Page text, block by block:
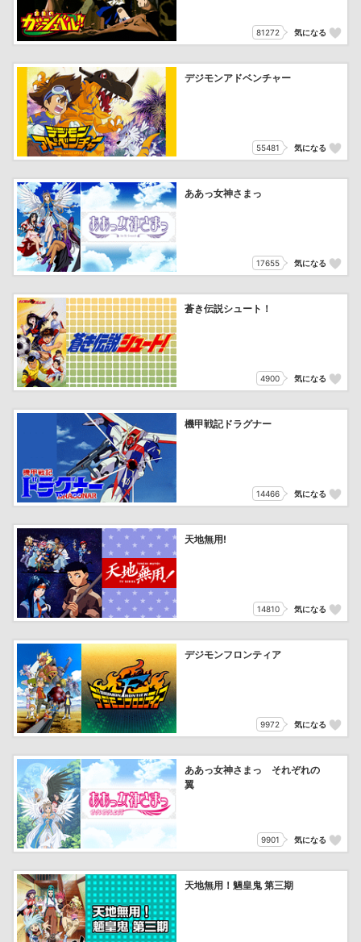
81272 気になる
デジモンアドベンチャー
55481 気になる
ああっ女神さまっ
17655 気になる
蒼き伝説シュート！
4900 気になる
機甲戦記ドラグナー
14466 気になる
天地無用!
14810 気になる
デジモンフロンティア
9972 気になる
ああっ女神さまっ それぞれの
翼
9901 気になる
天地無用！魎皇鬼 第三期